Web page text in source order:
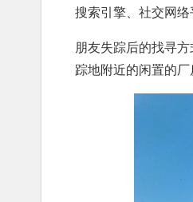
搜索引擎、社交网络
朋友失踪后的找寻
踪地附近的闲置的